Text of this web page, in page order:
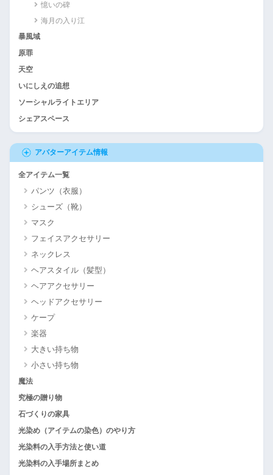
憶いの碑
海月の入り江
暴風域
原罪
天空
いにしえの追想
ソーシャルライトエリア
シェアスペース
アバターアイテム情報
全アイテム一覧
パンツ（衣服）
シューズ（靴）
マスク
フェイスアクセサリー
ネックレス
ヘアスタイル（髪型）
ヘアアクセサリー
ヘッドアクセサリー
ケープ
楽器
大きい持ち物
小さい持ち物
魔法
究極の贈り物
石づくりの家具
光染め（アイテムの染色）のやり方
光染料の入手方法と使い道
光染料の入手場所まとめ